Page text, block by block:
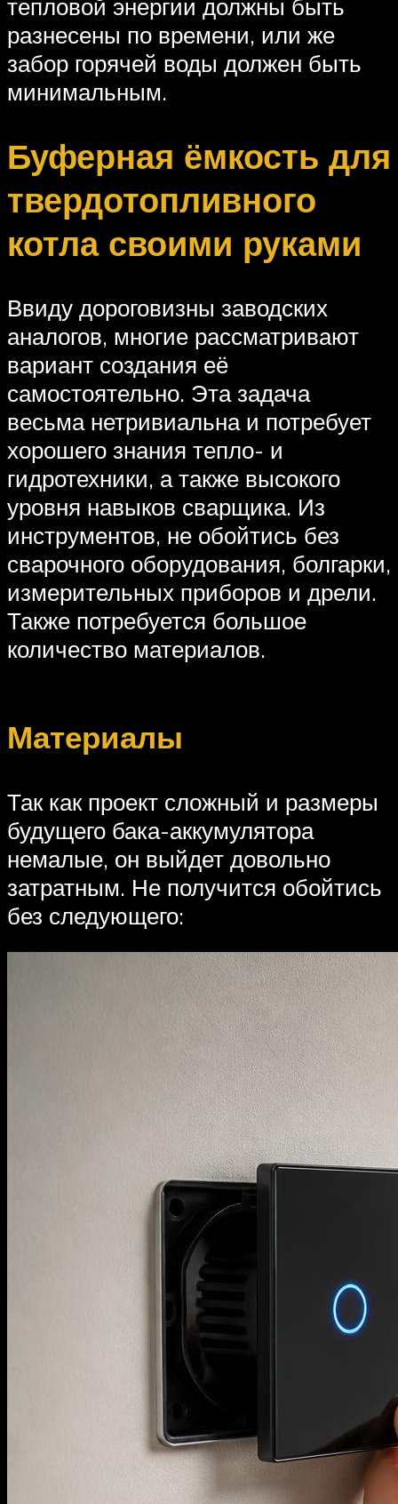
тепловой энергии должны быть
разнесены по времени, или же
забор горячей воды должен быть
минимальным.
Буферная ёмкость для
твердотопливного
котла своими руками
Ввиду дороговизны заводских
аналогов, многие рассматривают
вариант создания её
самостоятельно. Эта задача
весьма нетривиальна и потребует
хорошего знания тепло- и
гидротехники, а также высокого
уровня навыков сварщика. Из
инструментов, не обойтись без
сварочного оборудования, болгарки,
измерительных приборов и дрели.
Также потребуется большое
количество материалов.
Материалы
Так как проект сложный и размеры
будущего бака-аккумулятора
немалые, он выйдет довольно
затратным. Не получится обойтись
без следующего: